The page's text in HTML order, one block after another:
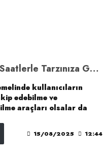
Seiko 5 Saatlerle Tarzınıza Güç Katın
kullanıcıların
edebilme ve
araçları olsalar da
imza atmayı
15/08/2025 12:44